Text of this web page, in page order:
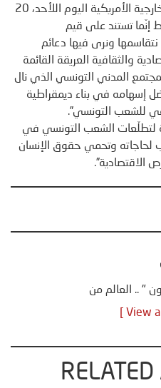
وقال بلينكن، في بيان صادر عن الخارجية الأمريكية اليوم اللأحد، 20
إنّما تستند على قيم
ونرى فيها دعائم
والثقافية العريقة القائمة
المدني التونسي الذي نال
نوبل للسلام لعام 2015 بفضل إسهامه في بناء ديمقراطية
للشعب التونسي”.
لتطلّعات الشعب التونسي في
لحاجاته وتحمي حقوق الإنسان
الاقتصادية”.
" .. العالم من
RELATED